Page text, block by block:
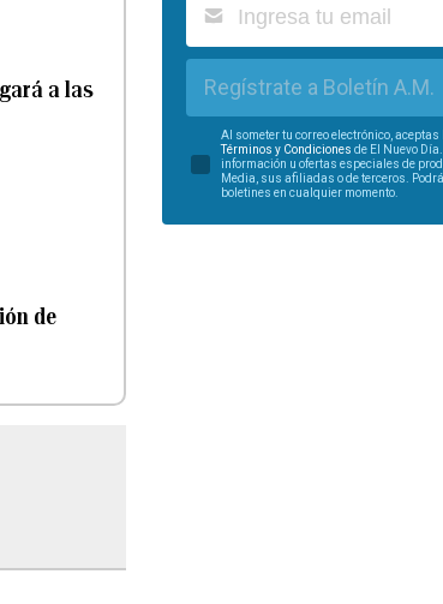
a las
de
Regístrate a Boletín A.M.
Al someter tu correo electrónico, aceptas
Términos y Condiciones de El Nuevo
información u ofertas especiales de
Media, sus afiliadas o de terceros.
boletines en cualquier momento.